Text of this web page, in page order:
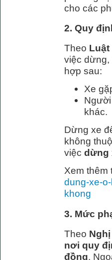
cho các
2. Quy
Theo
việc
hợp sau:
Xe
khác.
Dừng xe
không
việc dừng
Xem thêm
dung-xe-
khong
3. Mức
Theo
nơi quy
đồng.